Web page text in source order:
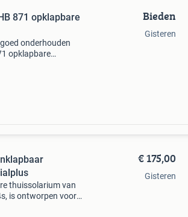
871 opklapbare
onderhouden
opklapbare
Bieden
Gisteren
thuissolarium van
is ontworpen voor
€ 175,00
Gisteren